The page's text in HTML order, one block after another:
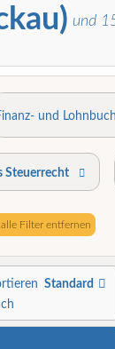
und
und
Steuerrecht
alle Filter entfernen
Standard